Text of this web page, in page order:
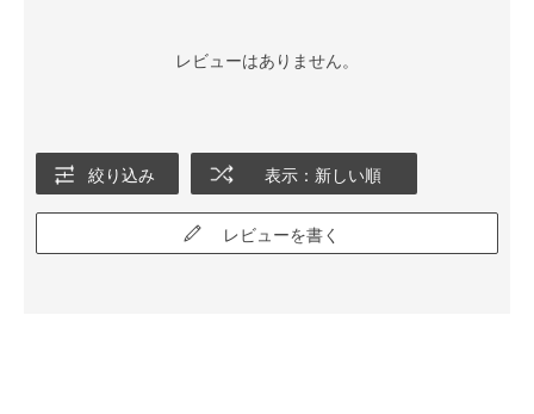
レビューはありません。
絞り込み 表示：新しい順
レビューを書く